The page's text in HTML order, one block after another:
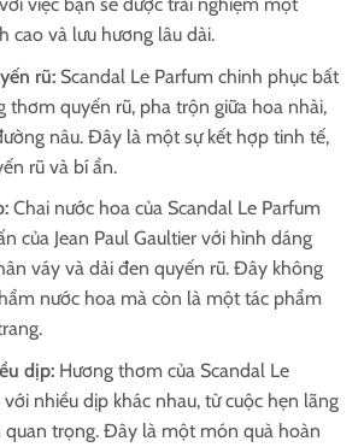
cao và lưu hương lâu dài.
rũ:Scandal Le Parfum chinh phục bất
thơm quyến rũ, pha trộn giữa hoa nhài,
nâu. Đây là một sự kết hợp tinh tế,
rũ và bí ẩn.
Chai nước hoa của Scandal Le Parfum
của Jean Paul Gaultier với hình dáng
váy và dải đen quyến rũ. Đây không
nước hoa mà còn là một tác phẩm
dịp:Hương thơm của Scandal Le
nhiều dịp khác nhau, từ cuộc hẹn lãng
quan trọng. Đây là một món quà hoàn